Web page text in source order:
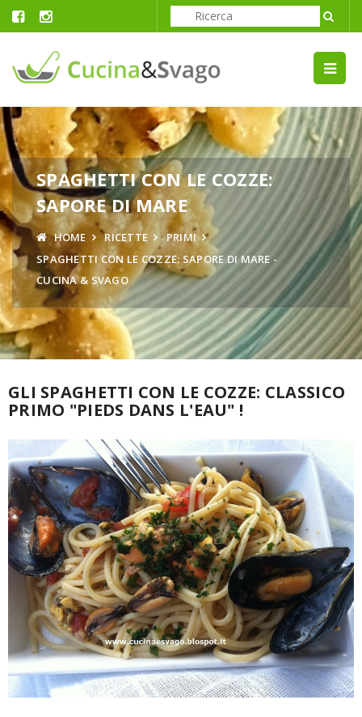
SPAGHETTI CON LE COZZE:
SAPORE DI MARE
HOME RICETTE
PRIMI
SPAGHETTI CON LE COZZE: SAPORE DI MARE -
CUCINA & SVAGO
GLI SPAGHETTI CON LE COZZE: CLASSICO
PRIMO "PIEDS DANS L'EAU" !